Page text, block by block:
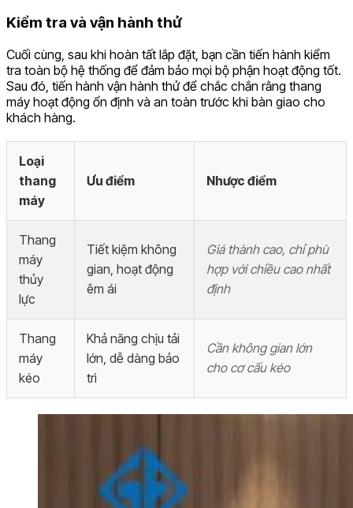
Kiểm tra và vận hành thử
Cuối cùng, sau khi hoàn tất lắp đặt, bạn cần tiến hành kiểm
tra toàn bộ hệ thống để đảm bảo mọi bộ phận hoạt động tốt.
Sau đó, tiến hành vận hành thử để chắc chắn rằng thang
máy hoạt động ổn định và an toàn trước khi bàn giao cho
khách hàng.
Loại
thang
máy
Ưu điểm Nhược điểm
Thang
máy
thủy
lực
Tiết kiệm không
gian, hoạt động
êm ái
Giá thành cao, chỉ phù
hợp với chiều cao nhất
định
Thang
máy
kéo
Khả năng chịu tải
lớn, dễ dàng bảo
trì
Cần không gian lớn
cho cơ cấu kéo